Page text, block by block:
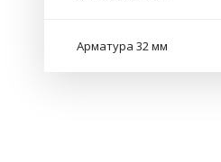
Арматура 32 мм